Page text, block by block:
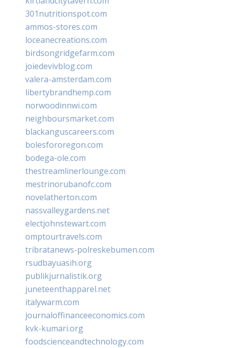
301nutritionspot.com
ammos-stores.com
loceanecreations.com
birdsongridgefarm.com
joiedevivblog.com
valera-amsterdam.com
libertybrandhemp.com
norwoodinnwi.com
neighboursmarket.com
blackanguscareers.com
bolesfororegon.com
bodega-ole.com
thestreamlinerlounge.com
mestrinorubanofc.com
novelatherton.com
nassvalleygardens.net
electjohnstewart.com
omptourtravels.com
tribratanews-polreskebumen.com
rsudbayuasih.org
publikjurnalistik.org
juneteenthapparel.net
italywarm.com
journaloffinanceeconomics.com
kvk-kumari.org
foodscienceandtechnology.com